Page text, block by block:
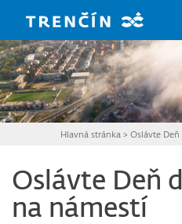
Hlavná stránka >Oslávte
Oslávte Deň
na námestí